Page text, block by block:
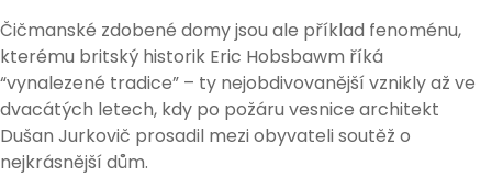
Čičmanské zdobené domy jsou ale příklad fenoménu,
kterému britský historik Eric Hobsbawm říká
“vynalezené tradice” – ty nejobdivovanější vznikly až ve
dvacátých letech, kdy po požáru vesnice architekt
Dušan Jurkovič prosadil mezi obyvateli soutěž o
nejkrásnější dům.